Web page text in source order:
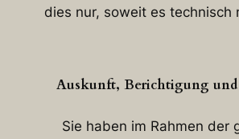
dies nur, soweit es technisch
Auskunft, Berichtigung
Sie haben im Rahmen der